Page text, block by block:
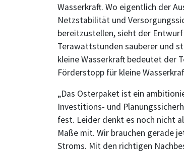
Wasserkraft. Wo eigentlich der
Netzstabilität und
bereitzustellen, sieht der
Terawattstunden sauberer und
kleine Wasserkraft bedeutet der
Förderstopp für kleine
„Das Osterpaket ist ein
Investitions- und
fest. Leider denkt es noch nicht
Maße mit. Wir brauchen gerade
Stroms. Mit den richtigen